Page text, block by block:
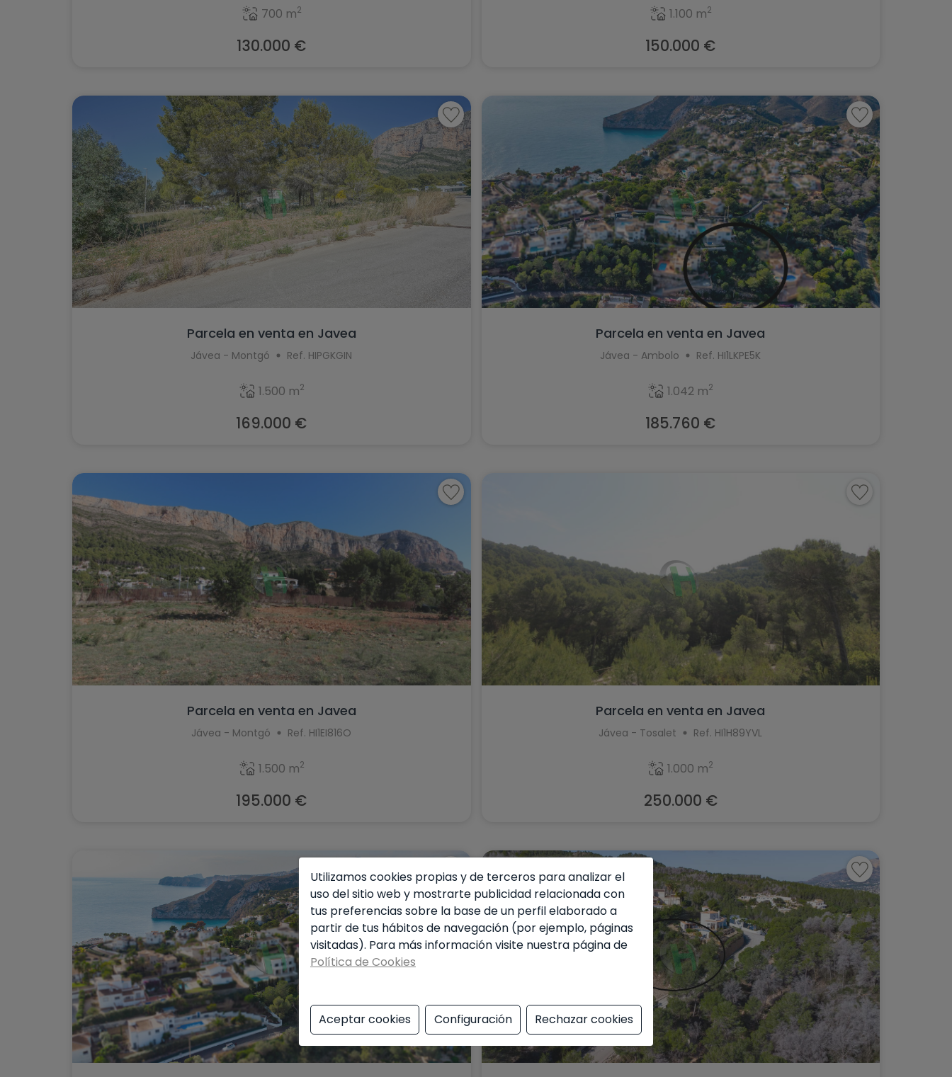
El Verger
Gandía
Gata de Gorgos
Gran Alacant
Hondón de las Nieves
Jalón
Monforte del Cid
Moraira
Muchamiel
Murla
Mutxamel
Pedreguer
Pego
Penáguila
Pilar de la Horadada
Polop
Ráfol de Almunia
Relleu
700 m2
130.000 €
1.100 m2
150.000 €
Parcela en venta en Javea
Jávea - Montgó Ref. HIPGKGIN
1.500 m2
169.000 €
Parcela en venta en Javea
Jávea - Ambolo Ref. HI1LKPE5K
1.042 m2
185.760 €
Parcela en venta en Javea
Jávea - Montgó Ref. HI1EI816O
1.500 m2
195.000 €
Parcela en venta en Javea
Jávea - Tosalet Ref. HI1H89YVL
1.000 m2
250.000 €
Utilizamos cookies propias y de terceros para analizar el
uso del sitio web y mostrarte publicidad relacionada con
tus preferencias sobre la base de un perfil elaborado a
partir de tus hábitos de navegación (por ejemplo, páginas
visitadas). Para más información visite nuestra página de
Política de Cookies
Aceptar cookies Configuración Rechazar cookies